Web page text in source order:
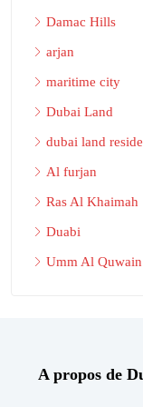
Damac Hills
arjan
maritime city
Dubai Land
dubai land
Al furjan
Ras Al Khaimah
Duabi
Umm Al Quwain
A propos de